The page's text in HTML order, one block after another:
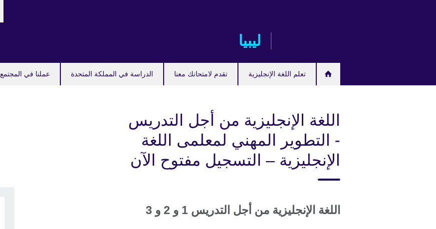
ليبيا
تعلم اللغة الإنجليزية تقدم لامتحانك معنا الدراسة في المملكة المتحدة عملنا في المجتمع
اللغة الإنجليزية من أجل التدريس
- التطوير المهني لمعلمى اللغة
الإنجليزية – التسجيل مفتوح الآن
اللغة الإنجليزية من أجل التدريس